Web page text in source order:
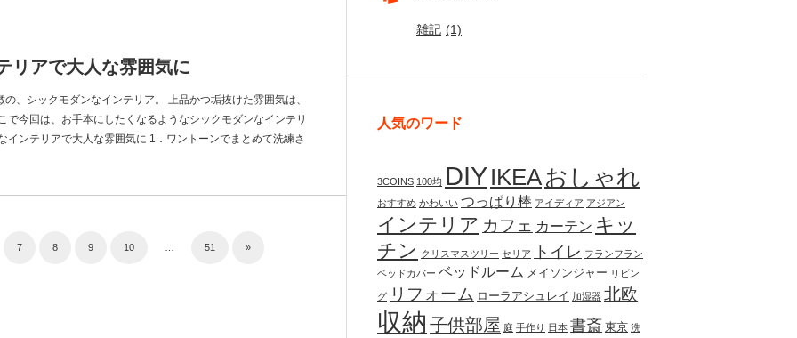
リアで大人な雰囲気に
、シックモダンなインテリア。 上品かつ垢抜けた雰囲気は、
で今回は、お手本にしたくなるようなシックモダンなインテリ
インテリアで大人な雰囲気に 1．ワントーンでまとめて洗練さ
7 8 9 10 51 »
雑記 (1)
人気のワード
3COINS 100均 DIYIKEAおしゃれ
おすすめ かわいい つっぱり棒 アイディア アジアン
インテリア カフェ カーテン キッ
チン クリスマスツリー セリア トイレ フランフラン
ベッドカバー ベッドルーム メイソンジャー リビン
グ リフォーム ローラアシュレイ 加湿器 北欧
収納 子供部屋 庭 手作り 日本 書斎 東京 洗